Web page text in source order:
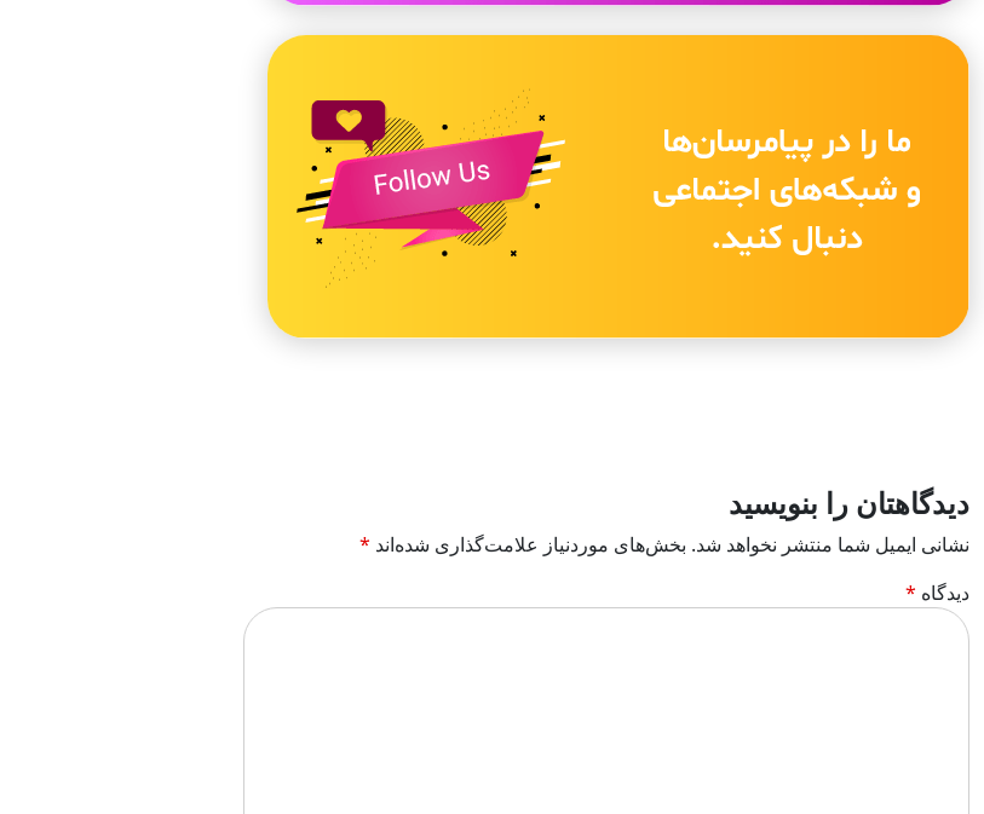
دیدگاهتان را بنویسید
نشانی ایمیل شما منتشر نخواهد شد. بخش‌های موردنیاز علامت‌گذاری شده‌اند *
دیدگاه *